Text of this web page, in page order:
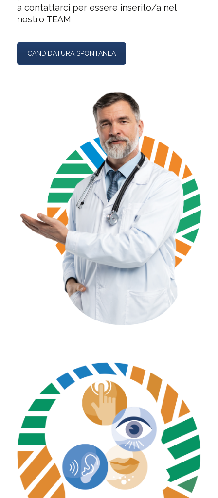
a contattarci per essere inserito/a nel
nostro TEAM
CANDIDATURA SPONTANEA